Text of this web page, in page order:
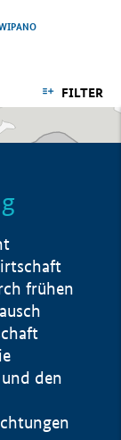
FILTER
frühen
den